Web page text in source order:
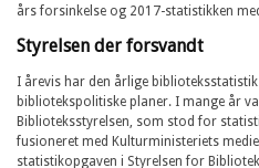
års forsinkelse og 2017-statistikken
Styrelsen der forsvandt
I årevis har den årlige
bibliotekspolitiske planer. I mange år
Biblioteksstyrelsen, som stod for
fusioneret med Kulturministeriets
statistikopgaven i Styrelsen for